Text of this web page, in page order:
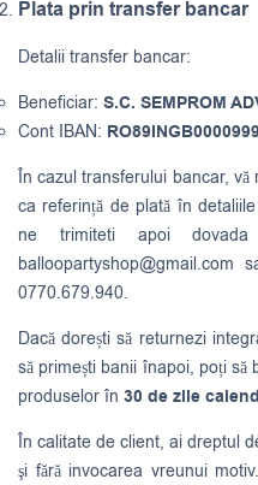
Plata prin transfer bancar
Detalii transfer bancar:
Beneficiar: S.C. SEMPROM
Cont IBAN:
În cazul transferului bancar,
ca referință de plată în
ne trimiteti apoi
balloopartyshop@gmail.com
0770.679.940.
Dacă dorești să returnezi
să primești banii înapoi, poți
produselor în 30 de zile
În calitate de client, ai dreptul
şi fără invocarea vreunui